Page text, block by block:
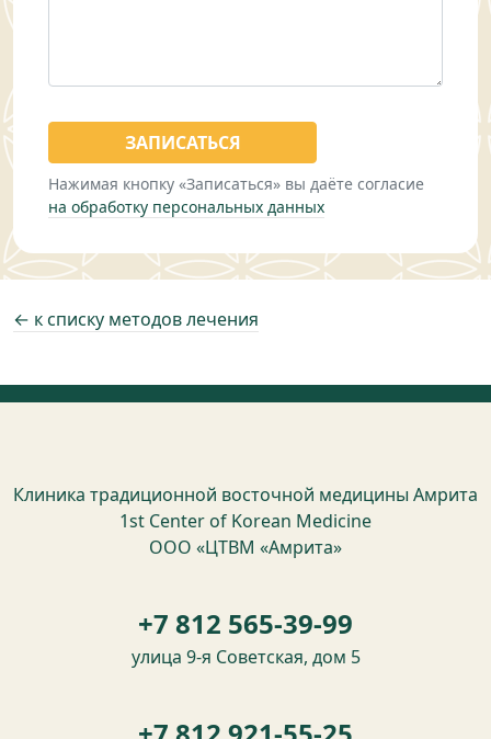
Нажимая кнопку «Записаться» вы даёте согласие
на обработку персональных данных
← к списку методов лечения
Клиника традиционной восточной медицины Амрита
1st Center of Korean Medicine
ООО «ЦТВМ «Амрита»
+7 812 565-39-99
улица 9-я Советская, дом 5